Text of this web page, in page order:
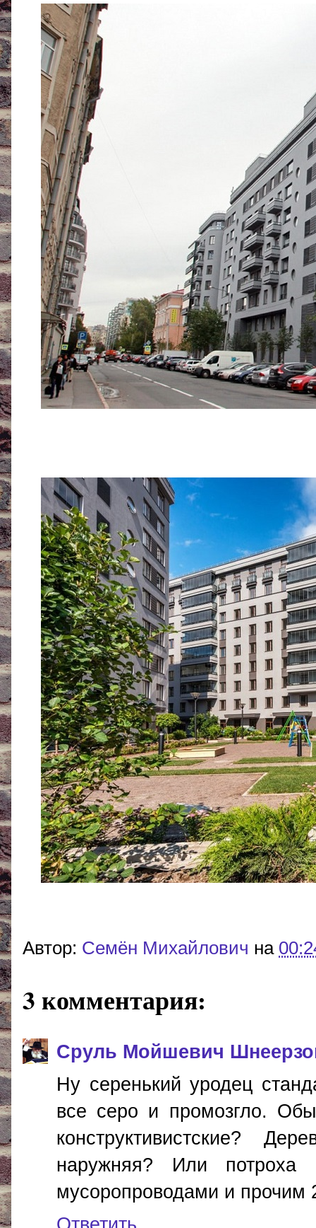
Автор: Cемён Михайлович на
3 комментария:
Сруль Мойшевич
Ну серенький уродец
все серо и промозгло.
конструктивистские?
наружняя? Или
мусоропроводами и прочим